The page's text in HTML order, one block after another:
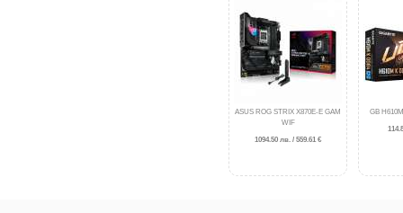
ASUS ROG STRIX X870E-E GAM
WIF
1094.50 лв. / 559.61 €
GB